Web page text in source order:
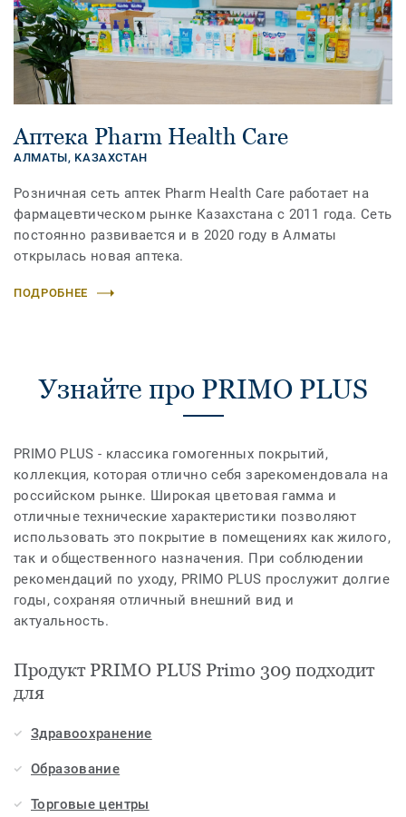
Аптека Pharm Health Care
АЛМАТЫ, KАЗАХСТАН
Розничная сеть аптек Pharm Health Care работает на
фармацевтическом рынке Казахстана с 2011 года. Сеть
постоянно развивается и в 2020 году в Алматы
открылась новая аптека.
ПОДРОБНЕЕ
Узнайте про PRIMO PLUS
PRIMO PLUS - классика гомогенных покрытий,
коллекция, которая отлично себя зарекомендовала на
российском рынке. Широкая цветовая гамма и
отличные технические характеристики позволяют
использовать это покрытие в помещениях как жилого,
так и общественного назначения. При соблюдении
рекомендаций по уходу, PRIMO PLUS прослужит долгие
годы, сохраняя отличный внешний вид и
актуальность.
Продукт PRIMO PLUS Primo 309 подходит
для
Здравоохранение
Образование
Торговые центры